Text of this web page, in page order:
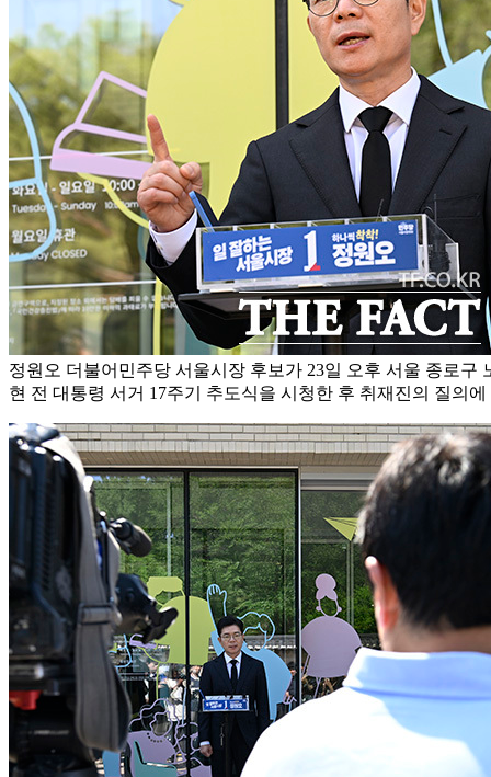
정원오 더불어민주당 서울시장 후보가 23일 오후 서울 종로구
현 전 대통령 서거 17주기 추도식을 시청한 후 취재진의 질의